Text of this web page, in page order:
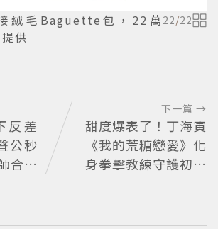
絨毛Baguette包，22萬
供
22/22
反差
公秒
合照
下一篇 →
甜度爆表了！丁海寅
《我的荒糖戀愛》化
身拳擊教練守護初戀